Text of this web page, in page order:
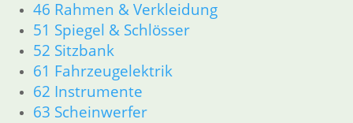
46 Rahmen & Verkleidung
51 Spiegel & Schlösser
52 Sitzbank
61 Fahrzeugelektrik
62 Instrumente
63 Scheinwerfer